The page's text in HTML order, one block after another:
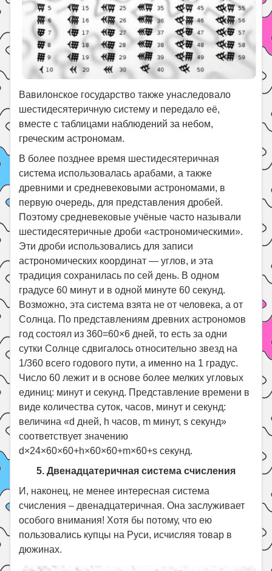
Вавилонское государство также унаследовало
шестидесятеричную систему и передало её,
вместе с таблицами наблюдений за небом,
греческим астрономам.
В более позднее время шестидесятеричная
система использовалась арабами, а также
древними и средневековыми астрономами, в
первую очередь, для представления дробей.
Поэтому средневековые учёные часто называли
шестидесятеричные дроби «астрономическими».
Эти дроби использовались для записи
астрономических координат — углов, и эта
традиция сохранилась по сей день. В одном
градусе 60 минут и в одной минуте 60 секунд.
Возможно, эта система взята не от человека, а от
Солнца. По представлениям древних астрономов
год состоял из 360=60×6 дней, то есть за одни
сутки Солнце сдвигалось относительно звезд на
1/360 всего годового пути, а именно на 1 градус.
Число 60 лежит и в основе более мелких угловых
единиц: минут и секунд. Представление времени в
виде количества суток, часов, минут и секунд:
величина «d дней, h часов, m минут, s секунд»
соответствует значению
d×24×60×60+h×60×60+m×60+s секунд.
5. Двенадцатеричная система счисления
И, наконец, не менее интересная система
счисления – двенадцатеричная. Она заслуживает
особого внимания! Хотя бы потому, что ею
пользовались купцы на Руси, исчисляя товар в
дюжинах.